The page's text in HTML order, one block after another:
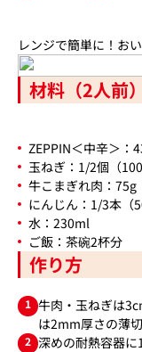
レンジで簡単に！お
材料（2人前）
ZEPPIN＜中辛＞：
玉ねぎ：1/2個（
牛こまぎれ肉：75g
にんじん：1/3本（
水：230ml
ご飯：茶碗2杯分
作り方
1 牛肉・玉ねぎは
は2mm厚さの薄切
2 深めの耐熱容器に